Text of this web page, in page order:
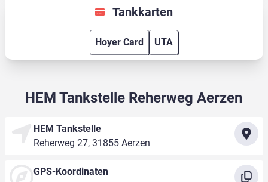
Tankkarten
Hoyer Card UTA
HEM Tankstelle Reherweg Aerzen
HEM Tankstelle
Reherweg 27, 31855 Aerzen
GPS-Koordinaten